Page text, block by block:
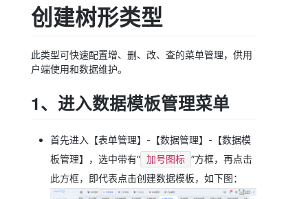
创建树形类型
此类型可快速配置增、删、改、查的菜单管理，供用
户端使用和数据维护。
1、进入数据模板管理菜单
首先进入【表单管理】-【数据管理】-【数据模
板管理】，选中带有“ 加号图标 ”方框，再点击
此方框，即代表点击创建数据模板，如下图：